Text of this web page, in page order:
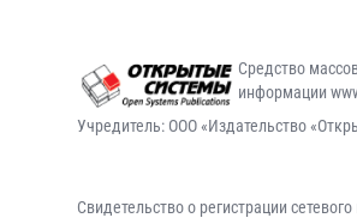
Средство
информации
Учредитель: ООО «Издательство
Свидетельство о регистрации